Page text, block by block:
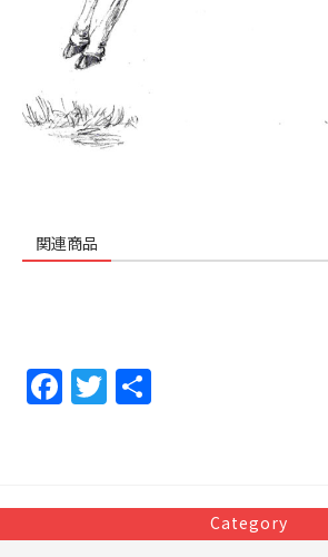
関連商品
F
e
b
T
er
Category